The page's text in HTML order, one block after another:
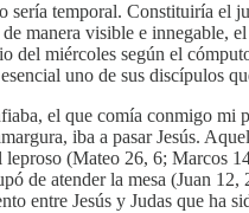
sería temporal. Constituiría
manera visible e
del miércoles según el
uno de sus discípulos
el que comía conmigo mi
iba a pasar Jesús.
(Mateo 26, 6; Marcos
de atender la mesa (Juan
entre Jesús y Judas que ha